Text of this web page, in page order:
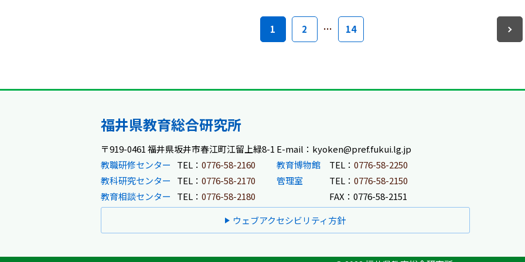
1 2 … 14
福井県教育総合研究所
〒919-0461 福井県坂井市春江町江留上緑8-1 E-mail：kyoken@pref.fukui.lg.jp
教職研修センター
TEL： 0776-58-2160
教科研究センター
TEL： 0776-58-2170
教育相談センター
TEL： 0776-58-2180
教育博物館 TEL： 0776-58-2250
管理室
TEL： 0776-58-2150
FAX：0776-58-2151
ウェブアクセシビリティ方針